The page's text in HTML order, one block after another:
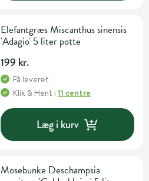
Elefantgræs Miscanthus sinensis
'Adagio' 5 liter potte
199 kr.
Få leveret
Klik & Hent i11 centre
Læg i kurv
Mosebunke Deschampsia